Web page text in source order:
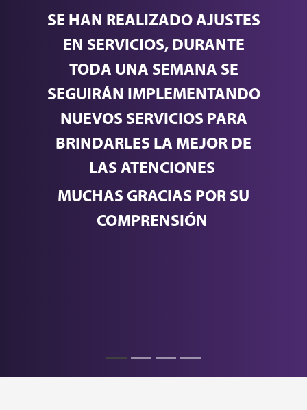
SE HAN REALIZADO AJUSTES
EN SERVICIOS, DURANTE
TODA UNA SEMANA SE
SEGUIRÁN IMPLEMENTANDO
NUEVOS SERVICIOS PARA
BRINDARLES LA MEJOR DE
LAS ATENCIONES
MUCHAS GRACIAS POR SU
COMPRENSIÓN